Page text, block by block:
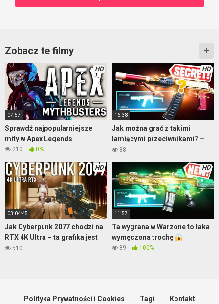
Zobacz te filmy
HD
07:57
Sprawdź najpopularniejsze
mity w Apex Legends
210 0%
HD
16:38
Jak można grać z takimi
lamiącymi przeciwnikami? –
Warzone
88
HD
03:04:45
Jak Cyberpunk 2077 chodzi na
RTX 4K Ultra – ta grafika jest
szalona – część 2
510
HD
11:57
Ta wygrana w Warzone to taka
wymęczona trochę
89 100%
Polityka Prywatności i Cookies Tagi Kontakt